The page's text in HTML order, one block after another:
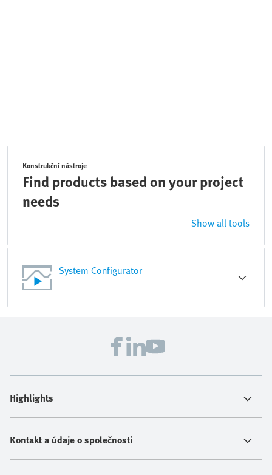
Konstrukční nástroje
Find products based on your project
needs
Show all tools
System Configurator
Highlights
Kontakt a údaje o společnosti